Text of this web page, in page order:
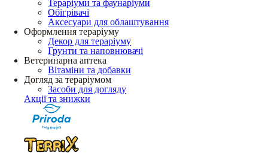
Тераріуми та фаунаріуми
Обігрівачі
Аксесуари для облаштування
Оформлення тераріуму
Декор для тераріуму
Грунти та наповнювачі
Ветеринарна аптека
Вітаміни та добавки
Догляд за тераріумом
Засоби для догляду
Акції та знижки